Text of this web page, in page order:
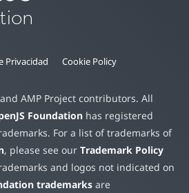
Privacidad Cookie Policy
and AMP Project contributors. All
Foundation has registered
For a list of trademarks of
, please see our Trademark Policy
and logos not indicated on
trademarks are